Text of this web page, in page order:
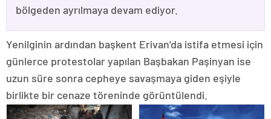
bölgeden ayrılmaya devam ediyor.
Yenilginin ardından başkent Erivan’da istifa etmesi için
günlerce protestolar yapılan Başbakan Paşinyan ise
uzun süre sonra cepheye savaşmaya giden eşiyle
birlikte bir cenaze töreninde görüntülendi.